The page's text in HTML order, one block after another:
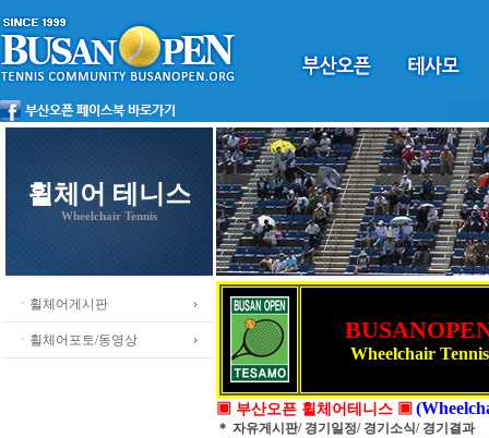
휠체어 테니스
Wheelchair Tennis
ㆍ휠체어게시판
ㆍ휠체어포토/동영상
Wheelchair Tennis
▣ 부산오픈 휠체어테니스 ▣
＊ 자유게시판/ 경기일정/ 경기소식/ 경기결과